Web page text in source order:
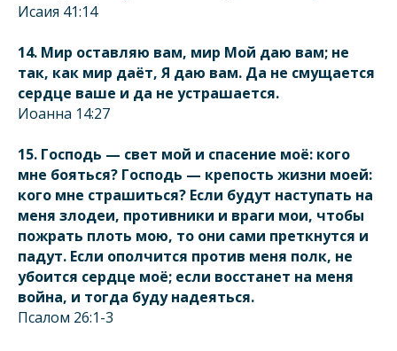
Исаия 41:14
14. Мир оставляю вам, мир Мой даю вам; не
так, как мир даёт, Я даю вам. Да не смущается
сердце ваше и да не устрашается.
Иоанна 14:27
15. Господь — свет мой и спасение моё: кого
мне бояться? Господь — крепость жизни моей:
кого мне страшиться? Если будут наступать на
меня злодеи, противники и враги мои, чтобы
пожрать плоть мою, то они сами преткнутся и
падут. Если ополчится против меня полк, не
убоится сердце моё; если восстанет на меня
война, и тогда буду надеяться.
Псалом 26:1-3